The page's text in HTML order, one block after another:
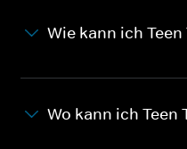
Wie kann ich
Wo kann ich Teen